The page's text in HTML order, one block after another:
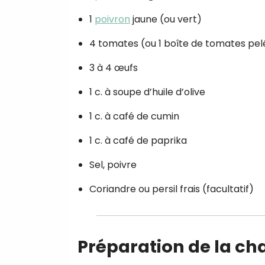
1 poivron jaune (ou vert)
4 tomates (ou 1 boîte de tomates
3 à 4 œufs
1 c. à soupe d’huile d’olive
1 c. à café de cumin
1 c. à café de paprika
Sel, poivre
Coriandre ou persil frais (facultatif)
Préparation de la